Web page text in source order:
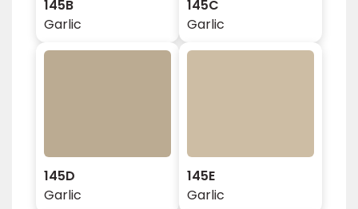
145B
Garlic
145C
Garlic
145D
Garlic
145E
Garlic